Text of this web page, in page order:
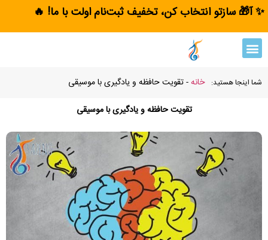
✨ آ🎁 سازتو انتخاب کن، تخفیف ثبت‌نام اولت با ما! 🔥
شما اینجا هستید: خانه-تقویت حافظه و یادگیری با موسیقی
تقویت حافظه و یادگیری با موسیقی